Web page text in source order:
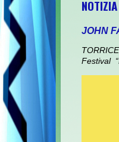
JOHN
Festival